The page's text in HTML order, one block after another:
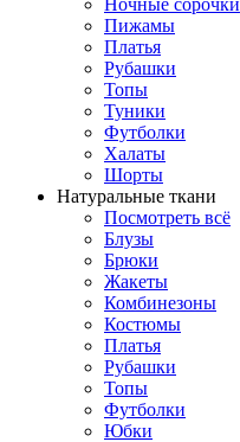
Пижамы
Платья
Рубашки
Топы
Туники
Футболки
Халаты
Шорты
Натуральные ткани
Посмотреть всё
Блузы
Брюки
Жакеты
Комбинезоны
Костюмы
Платья
Рубашки
Топы
Футболки
Юбки